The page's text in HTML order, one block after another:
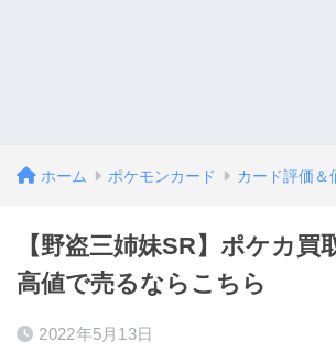
ホーム ポケモンカード カード評価＆
【野盗三姉妹SR】ポケカ買
高値で売るならこちら
2022年5月13日